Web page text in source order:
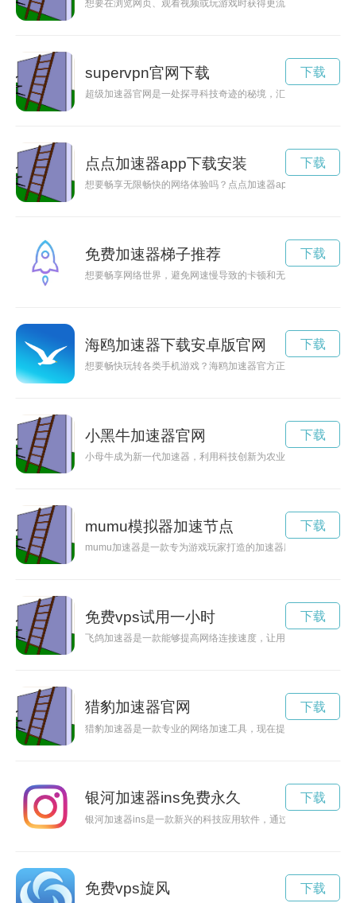
想要在浏览网页、观看视频或玩游戏时获得更流畅的体验吗？
supervpn官网下载
超级加速器官网是一处探寻科技奇迹的秘境，汇集了最前沿的
下载
点点加速器app下载安装
想要畅享无限畅快的网络体验吗？点点加速器app为你提供快
下载
免费加速器梯子推荐
想要畅享网络世界，避免网速慢导致的卡顿和无法访问的问题
下载
海鸥加速器下载安卓版官网
想要畅快玩转各类手机游戏？海鸥加速器官方正版下载正是您
下载
小黑牛加速器官网
小母牛成为新一代加速器，利用科技创新为农业生产注入新活力
下载
mumu模拟器加速节点
mumu加速器是一款专为游戏玩家打造的加速器应用，能够有
下载
免费vps试用一小时
飞鸽加速器是一款能够提高网络连接速度，让用户更快畅游互
下载
猎豹加速器官网
猎豹加速器是一款专业的网络加速工具，现在提供免费试用一
下载
银河加速器ins免费永久
银河加速器ins是一款新兴的科技应用软件，通过其独特的算法
下载
免费vps旋风 下载